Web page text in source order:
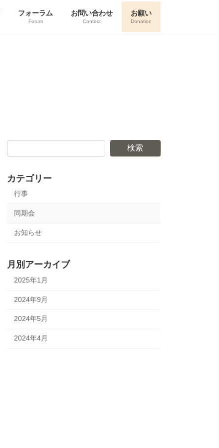
フォーラム
Forum
お問い合わせ
Contact
お願い
Donation
検索
カテゴリー
行事
同期会
お知らせ
月別アーカイブ
2025年1月
2024年9月
2024年5月
2024年4月